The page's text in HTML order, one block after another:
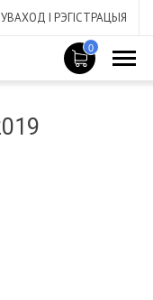
УВАХОД І РЭГІСТРАЦЫЯ
0